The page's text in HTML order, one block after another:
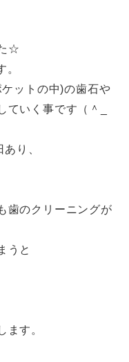
☆
ットの中)の歯石や
ていく事です（＾_
り、
歯のクリーニングが
うと
ます。